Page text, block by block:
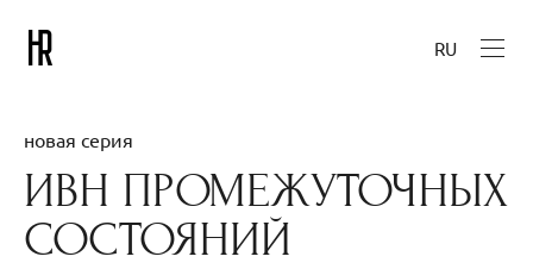
RU
новая серия
ИВН ПРОМЕЖУТОЧНЫХ
СОСТОЯНИЙ